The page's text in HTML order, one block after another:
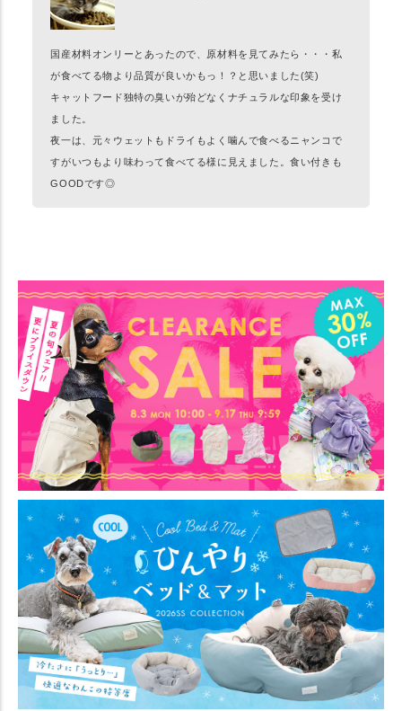
国産材料オンリーとあったので、原材料を見てみたら・・・私
が食べてる物より品質が良いかもっ！？と思いました(笑)
キャットフード独特の臭いが殆どなくナチュラルな印象を受け
ました。
夜一は、元々ウェットもドライもよく噛んで食べるニャンコで
すがいつもより味わって食べてる様に見えました。食い付きも
GOODです◎